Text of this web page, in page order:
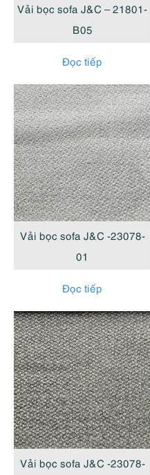
Vải bọc sofa J&C – 21801-
B05
Đọc tiếp
Vải bọc sofa J&C -23078-
01
Đọc tiếp
Vải bọc sofa J&C -23078-